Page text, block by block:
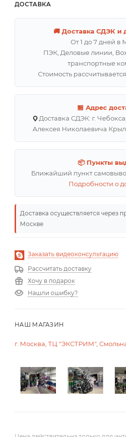
ДОСТАВКА
🚚 Доставка СДЭК и
От 1 до 7 дней в
ПЭК, Деловые линии,
транспортные
Стоимость
🏪 Адрес
Доставка СДЭК: г.
Алексея Николаевича
📦 Пункты
Ближайший пункт
Подробности о
Доставка осуществляется через
Москве
Заказать видеоконсультацию
Рассчитать доставку
Хочу в подарок
Нашли ошибку?
НАШ МАГАЗИН
г. Москва, ТЦ "ЭКСТРИМ",